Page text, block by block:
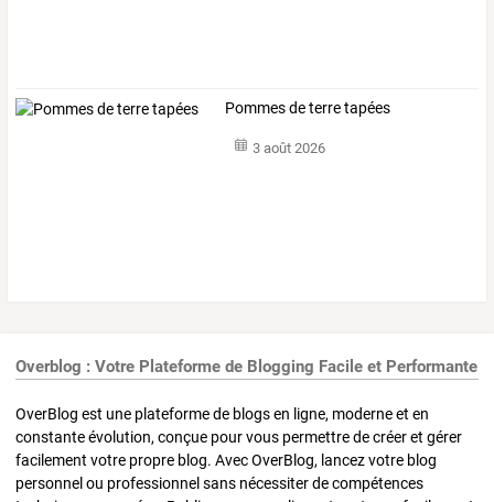
Pommes de terre tapées
3 août 2026
Overblog : Votre Plateforme de Blogging Facile et Performante
OverBlog est une plateforme de blogs en ligne, moderne et en
constante évolution, conçue pour vous permettre de créer et gérer
facilement votre propre blog. Avec OverBlog, lancez votre blog
personnel ou professionnel sans nécessiter de compétences